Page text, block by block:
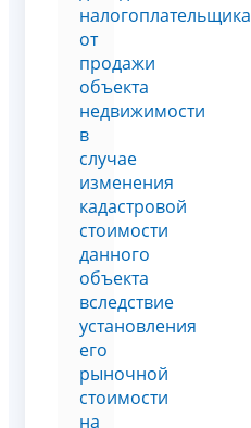
налогоплательщика
от
продажи
объекта
недвижимости
в
случае
изменения
кадастровой
стоимости
данного
объекта
вследствие
установления
его
рыночной
стоимости
на